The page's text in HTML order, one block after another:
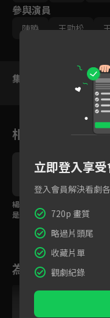
安排，脫下警服開啓禁毒
竟是潛伏在販毒集團的
內部，兩人默契配合，
參與演員
陳曉 王勁松
集數列表
相關花絮
楊興權見陳宇便知道這
是個局
為您推薦
跟播中
立即登入享
登入會員解決看劇
720p 畫質
略過片頭尾
收藏片單
觀劇紀錄